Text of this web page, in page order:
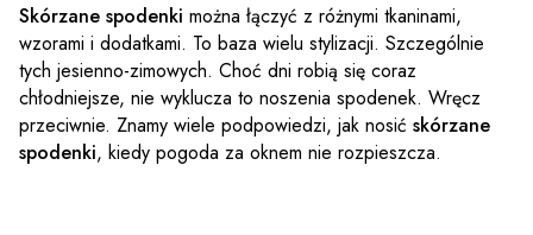
Skórzane spodenki można łączyć z różnymi tkaninami,
wzorami i dodatkami. To baza wielu stylizacji. Szczególnie
tych jesienno-zimowych. Choć dni robią się coraz
chłodniejsze, nie wyklucza to noszenia spodenek. Wręcz
przeciwnie. Znamy wiele podpowiedzi, jak nosić skórzane
spodenki, kiedy pogoda za oknem nie rozpieszcza.